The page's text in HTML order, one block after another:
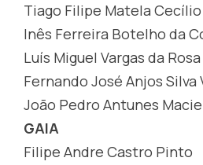
Tiago Filipe Matela Cecílio
Inês Ferreira Botelho da
Luís Miguel Vargas da Rosa
Fernando José Anjos Silva
João Pedro Antunes
GAIA
Filipe Andre Castro Pinto